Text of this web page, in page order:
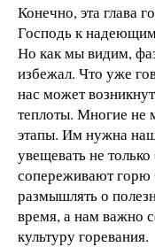
Конечно, эта глава
Господь к
Но как мы видим,
избежал. Что уже
нас может
теплоты. Многие не
этапы. Им нужна
увещевать не
сопереживают горю
размышлять о
время, а нам важно
культуру горевания.